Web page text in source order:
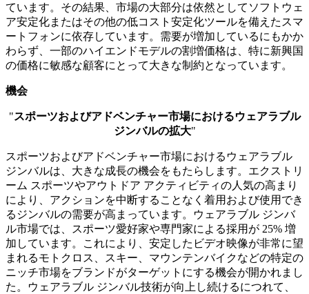
ています。その結果、市場の大部分は依然としてソフトウェ
ア安定化またはその他の低コスト安定化ツールを備えたスマ
ートフォンに依存しています。需要が増加しているにもかか
わらず、一部のハイエンドモデルの割増価格は、特に新興国
の価格に敏感な顧客にとって大きな制約となっています。
機会
"スポーツおよびアドベンチャー市場におけるウェアラブル
ジンバルの拡大"
スポーツおよびアドベンチャー市場におけるウェアラブル
ジンバルは、大きな成長の機会をもたらします。エクストリ
ーム スポーツやアウトドア アクティビティの人気の高まり
により、アクションを中断することなく着用および使用でき
るジンバルの需要が高まっています。ウェアラブル ジンバ
ル市場では、スポーツ愛好家や専門家による採用が 25% 増
加しています。これにより、安定したビデオ映像が非常に望
まれるモトクロス、スキー、マウンテンバイクなどの特定の
ニッチ市場をブランドがターゲットにする機会が開かれまし
た。ウェアラブル ジンバル技術が向上し続けるにつれて、